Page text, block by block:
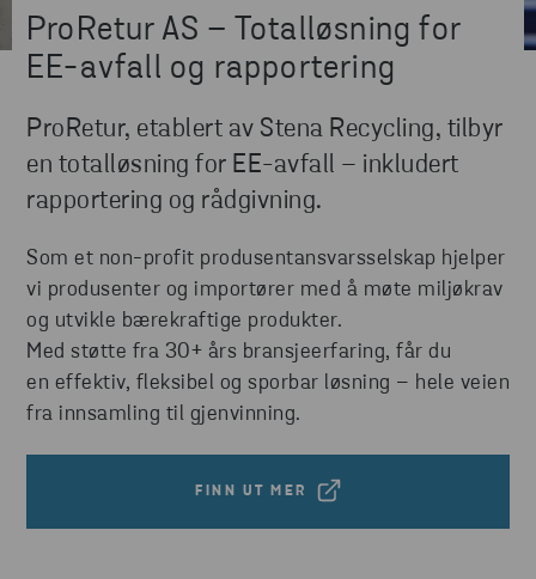
ProRetur AS – Totalløsning for
EE-avfall og rapportering
ProRetur, etablert av Stena Recycling, tilbyr
en totalløsning for EE-avfall – inkludert
rapportering og rådgivning.
Som et non-profit produsentansvarsselskap hjelper
vi produsenter og importører med å møte miljøkrav
og utvikle bærekraftige produkter.
Med støtte fra 30+ års bransjeerfaring, får du
en effektiv, fleksibel og sporbar løsning – hele veien
fra innsamling til gjenvinning.
FINN UT MER